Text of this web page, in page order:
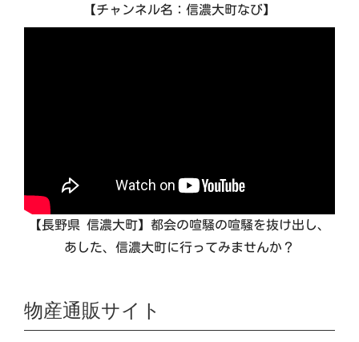
【チャンネル名：信濃大町なび】
【長野県 信濃大町】都会の喧騒の喧騒を抜け出し、
あした、信濃大町に行ってみませんか？
物産通販サイト